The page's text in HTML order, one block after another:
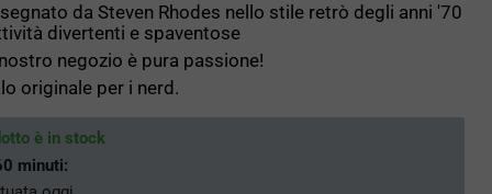
da Steven Rhodes nello stile retrò degli anni '70
divertenti e spaventose
negozio è pura passione!
originale per i nerd.
è in stock
minuti: